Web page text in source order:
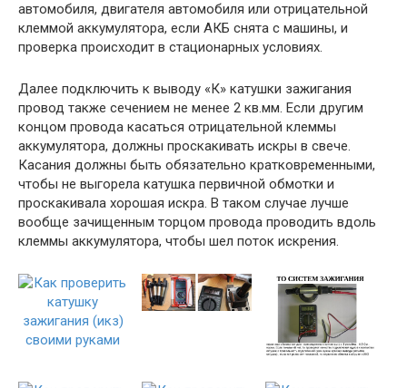
автомобиля, двигателя автомобиля или отрицательной
клеммой аккумулятора, если АКБ снята с машины, и
проверка происходит в стационарных условиях.
Далее подключить к выводу «К» катушки зажигания
провод также сечением не менее 2 кв.мм. Если другим
концом провода касаться отрицательной клеммы
аккумулятора, должны проскакивать искры в свече.
Касания должны быть обязательно кратковременными,
чтобы не выгорела катушка первичной обмотки и
проскакивала хорошая искра. В таком случае лучше
вообще зачищенным торцом провода проводить вдоль
клеммы аккумулятора, чтобы шел поток искрения.